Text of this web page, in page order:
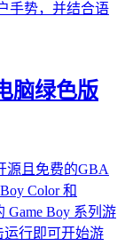
手势，并结合语
脑绿色版
源且免费的GBA
Color 和
Game Boy 系列游
行即可开始游